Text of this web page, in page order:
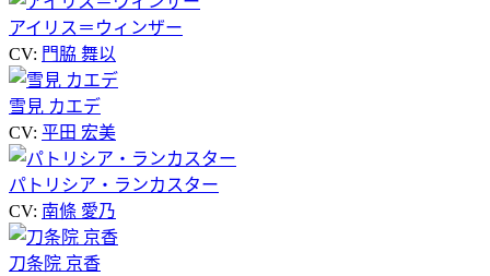
アイリス＝ウィンザー
CV: 門脇 舞以
雪見 カエデ
CV: 平田 宏美
パトリシア・ランカスター
CV: 南條 愛乃
刀条院 京香